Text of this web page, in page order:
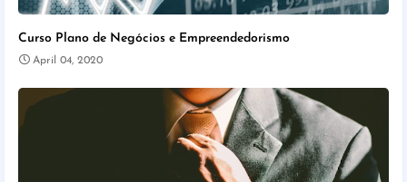
Curso Plano de Negócios e Empreendedorismo
April 04, 2020